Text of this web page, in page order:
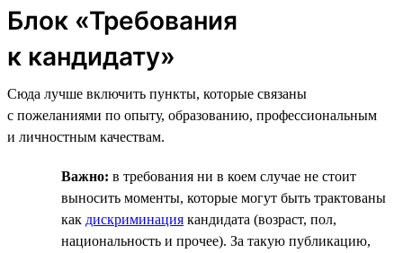
Блок «Требования
к кандидату»
Сюда лучше включить пункты, которые связаны
с пожеланиями по опыту, образованию, профессиональным
и личностным качествам.
Важно: в требования ни в коем случае не стоит
выносить моменты, которые могут быть трактованы
как дискриминация кандидата (возраст, пол,
национальность и прочее). За такую публикацию,